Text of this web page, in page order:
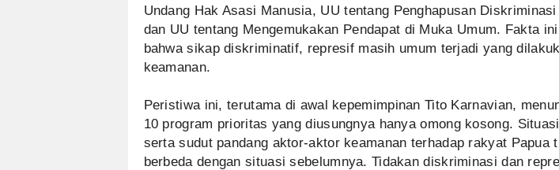
Undang Hak Asasi Manusia, UU tentang Penghapusan
dan UU tentang Mengemukakan Pendapat di Muka Umum. Fakta
bahwa sikap diskriminatif, represif masih umum terjadi yang
keamanan.
Peristiwa ini, terutama di awal kepemimpinan Tito Karnavian,
10 program prioritas yang diusungnya hanya omong kosong.
serta sudut pandang aktor-aktor keamanan terhadap rakyat Papua
berbeda dengan situasi sebelumnya. Tidakan diskriminasi dan